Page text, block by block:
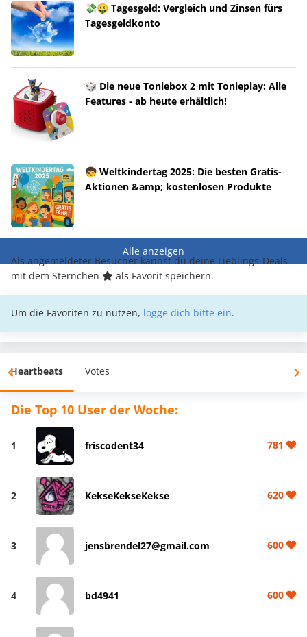
💸🤑 Tagesgeld: Vergleich und Zinsen fürs
Tagesgeldkonto
🎲 Die neue Toniebox 2 mit Tonieplay: Alle
Features - ab heute erhältlich!
🧒 Weltkindertag 2025: Die besten Gratis-
Aktionen &amp; kostenlosen Produkte
Alle anzeigen
Als angemeldeter Besucher kannst du deine Lieblings-Deals
mit dem Sternchen
als Favorit speichern.
Um die Favoriten zu nutzen, logge dich bitte ein.
Heartbeats Votes
Die Top 10 User der Woche:
1 friscodent34 781
2 KekseKekseKekse 620
3 jensbrendel27@gmail.com 600
4 bd4941 600